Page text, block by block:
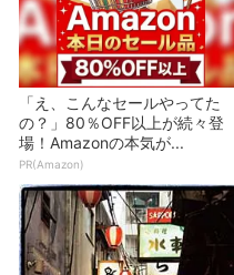
「え、こんなセールやってた
の？」80％OFF以上が続々登
場！Amazonの本気が...
PR(Amazon)